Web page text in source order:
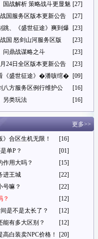
国战解析 策略战斗更显魅 [27]
国服务区版本更新公告
[27]
跳、《盛世征途》爽到爆 [23]
国 怒剑山河服务区版
[23]
问鼎战谋略之斗
[23]
24日全区版本更新公告
[23]
《盛世征途》�潘咳绾� [09]
八方服务区例行维护公
[16]
另类玩法 [16]
更多>>
》合区生机无限！
[16]
单P？
[01]
作用大吗？
[15]
进王城
[22]
号嘛？
[22]
？
[12]
是不是太长了？
[12]
能有多大区别？
[12]
白装卖NPC价格！
[20]